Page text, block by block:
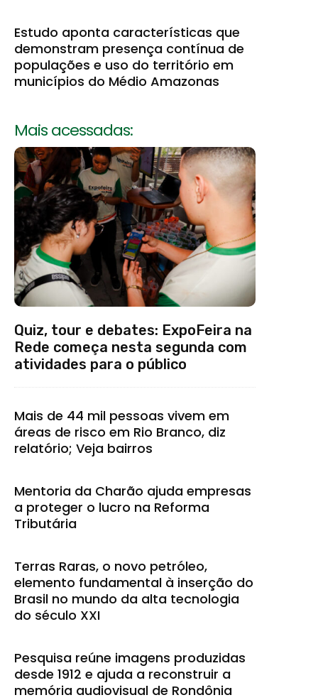
Estudo aponta características que
demonstram presença contínua de
populações e uso do território em
municípios do Médio Amazonas
Mais acessadas:
Quiz, tour e debates: ExpoFeira na
Rede começa nesta segunda com
atividades para o público
Mais de 44 mil pessoas vivem em
áreas de risco em Rio Branco, diz
relatório; Veja bairros
Mentoria da Charão ajuda empresas
a proteger o lucro na Reforma
Tributária
Terras Raras, o novo petróleo,
elemento fundamental à inserção do
Brasil no mundo da alta tecnologia
do século XXI
Pesquisa reúne imagens produzidas
desde 1912 e ajuda a reconstruir a
memória audiovisual de Rondônia